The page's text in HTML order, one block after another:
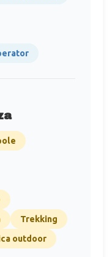
Trekking
outdoor